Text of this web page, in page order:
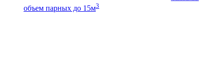
объем парных до 15м3